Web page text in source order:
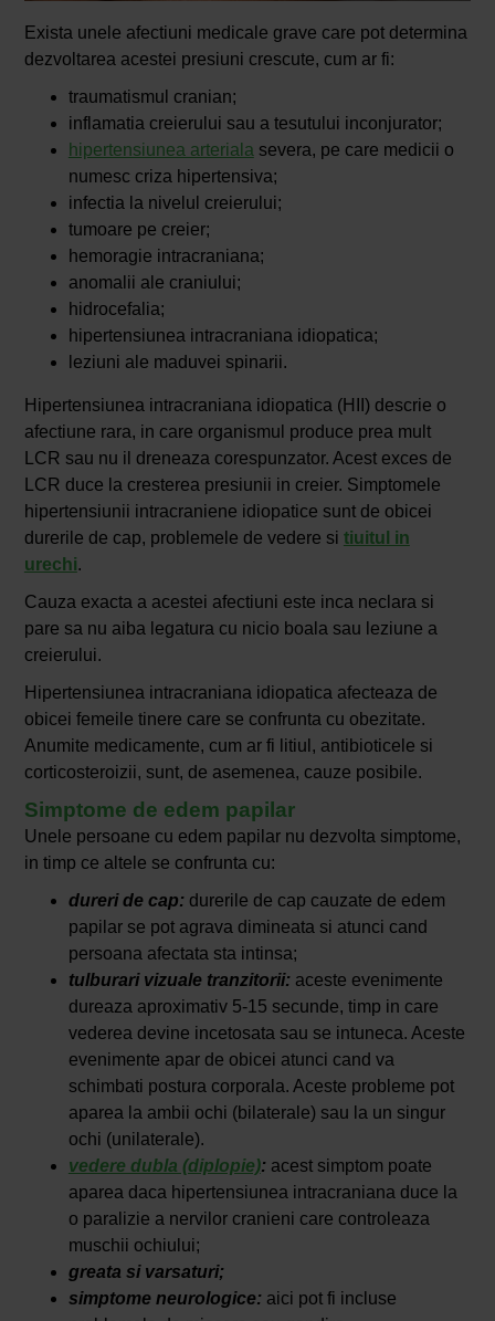
Exista unele afectiuni medicale grave care pot determina
dezvoltarea acestei presiuni crescute, cum ar fi:
traumatismul cranian;
inflamatia creierului sau a tesutului inconjurator;
hipertensiunea arteriala severa, pe care medicii o
numesc criza hipertensiva;
infectia la nivelul creierului;
tumoare pe creier;
hemoragie intracraniana;
anomalii ale craniului;
hidrocefalia;
hipertensiunea intracraniana idiopatica;
leziuni ale maduvei spinarii.
Hipertensiunea intracraniana idiopatica (HII) descrie o
afectiune rara, in care organismul produce prea mult
LCR sau nu il dreneaza corespunzator. Acest exces de
LCR duce la cresterea presiunii in creier. Simptomele
hipertensiunii intracraniene idiopatice sunt de obicei
durerile de cap, problemele de vedere si tiuitul in
urechi.
Cauza exacta a acestei afectiuni este inca neclara si
pare sa nu aiba legatura cu nicio boala sau leziune a
creierului.
Hipertensiunea intracraniana idiopatica afecteaza de
obicei femeile tinere care se confrunta cu obezitate.
Anumite medicamente, cum ar fi litiul, antibioticele si
corticosteroizii, sunt, de asemenea, cauze posibile.
Simptome de edem papilar
Unele persoane cu edem papilar nu dezvolta simptome,
in timp ce altele se confrunta cu:
dureri de cap:durerile de cap cauzate de edem
papilar se pot agrava dimineata si atunci cand
persoana afectata sta intinsa;
tulburari vizuale tranzitorii:aceste evenimente
dureaza aproximativ 5-15 secunde, timp in care
vederea devine incetosata sau se intuneca. Aceste
evenimente apar de obicei atunci cand va
schimbati postura corporala. Aceste probleme pot
aparea la ambii ochi (bilaterale) sau la un singur
ochi (unilaterale).
vedere dubla (diplopie):acest simptom poate
aparea daca hipertensiunea intracraniana duce la
o paralizie a nervilor cranieni care controleaza
muschii ochiului;
greata si varsaturi;
simptome neurologice:aici pot fi incluse